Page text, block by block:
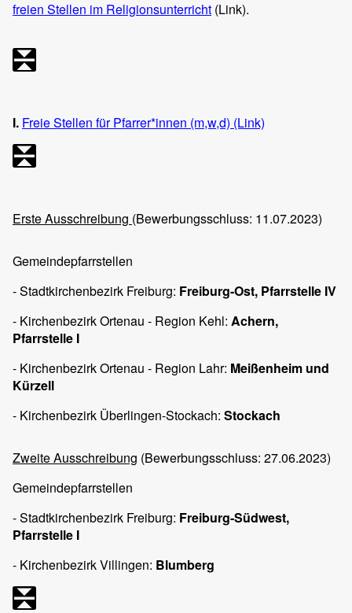
freien Stellen im Religionsunterricht (Link).
I. Freie Stellen für Pfarrer*innen (m,w,d) (Link)
Erste Ausschreibung (Bewerbungsschluss: 11.07.2023)
Gemeindepfarrstellen
- Stadtkirchenbezirk Freiburg: Freiburg-Ost, Pfarrstelle IV
- Kirchenbezirk Ortenau - Region Kehl: Achern,
Pfarrstelle I
- Kirchenbezirk Ortenau - Region Lahr: Meißenheim und
Kürzell
- Kirchenbezirk Überlingen-Stockach: Stockach
Zweite Ausschreibung (Bewerbungsschluss: 27.06.2023)
Gemeindepfarrstellen
- Stadtkirchenbezirk Freiburg: Freiburg-Südwest,
Pfarrstelle I
- Kirchenbezirk Villingen: Blumberg